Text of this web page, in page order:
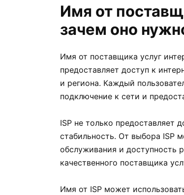
Имя от
зачем оно
Имя от поставщика услуг
предоставляет доступ к
и региона. Каждый
подключение к сети и
ISP не только предоставляет
стабильность. От выбора ISP
обслуживания и доступность
качественного поставщика
Имя от ISP может